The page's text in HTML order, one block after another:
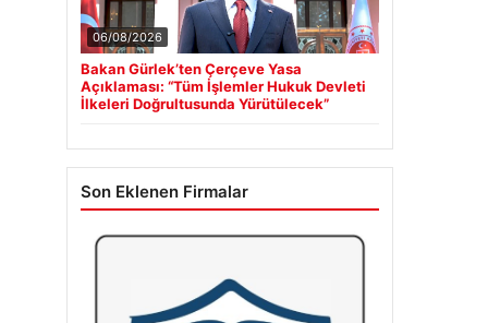
06/08/2026
Bakan Gürlek’ten Çerçeve Yasa
Açıklaması: “Tüm İşlemler Hukuk Devleti
İlkeleri Doğrultusunda Yürütülecek”
Son Eklenen Firmalar